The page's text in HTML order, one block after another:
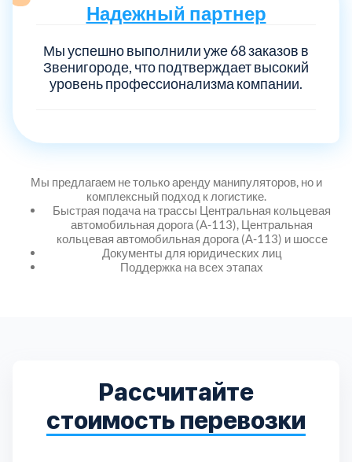
Надежный партнер
Мы успешно выполнили уже 68 заказов в
Звенигороде, что подтверждает высокий
уровень профессионализма компании.
Мы предлагаем не только аренду манипуляторов, но и
комплексный подход к логистике.
Быстрая подача на трассы Центральная кольцевая
автомобильная дорога (А-113), Центральная
кольцевая автомобильная дорога (А-113) и шоссе
Документы для юридических лиц
Поддержка на всех этапах
Рассчитайте
стоимость перевозки
Волоколамский
Воскресенский
Домодедовский
Дубна 1
Каширский